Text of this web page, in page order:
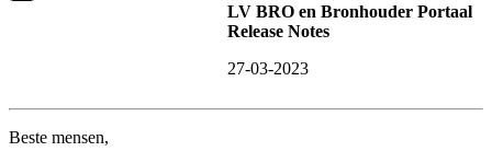
LV BRO en Bronhouder Portaal
Release Notes
27-03-2023
Beste mensen,